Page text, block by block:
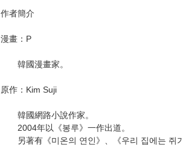
然而，命運從不打算讓童話輕易落幕——
似乎將迎來翻天覆地的巨變⋯⋯
★原作小說榮獲RIDI羅曼史小說獎 網路小說
作者簡介